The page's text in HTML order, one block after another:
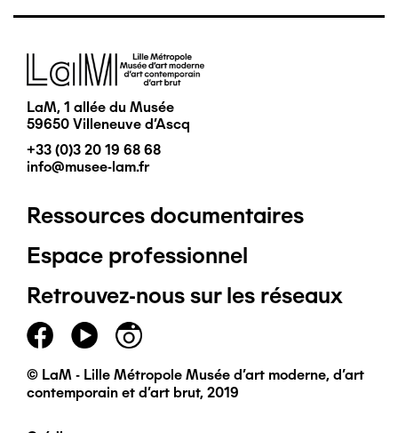
Image
LaM, 1 allée du Musée
59650 Villeneuve d'Ascq
+33 (0)3 20 19 68 68
info@musee-lam.fr
Pied
de
page
principal
Ressources documentaires
Espace professionnel
Retrouvez-nous sur les réseaux
© LaM - Lille Métropole Musée d'art moderne, d'art
contemporain et d'art brut, 2019